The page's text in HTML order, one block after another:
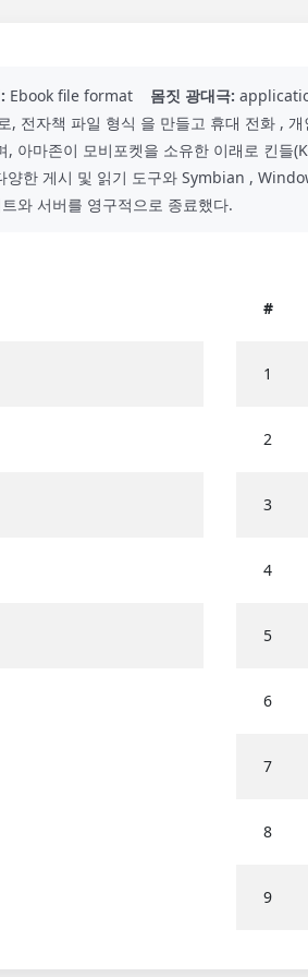
Ebook file format 몸짓 광대극:
전자책 파일 형식 을 만들고 휴대 전화 ,
아마존이 모비포켓을 소유한 이래로 킨
한 게시 및 읽기 도구와 Symbian ,
와 서버를 영구적으로 종료했다.
#
1
2
3
4
5
6
7
8
9